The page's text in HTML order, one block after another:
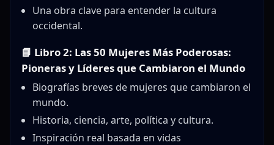
Una obra clave para entender la cultura
occidental.
📘 Libro 2: Las 50 Mujeres Más Poderosas:
Pioneras y Líderes que Cambiaron el Mundo
Biografías breves de mujeres que cambiaron el
mundo.
Historia, ciencia, arte, política y cultura.
Inspiración real basada en vidas